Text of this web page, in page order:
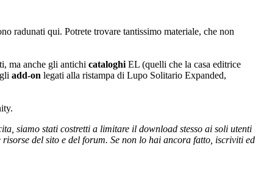
radunati qui. Potrete trovare tantissimo materiale, che non
ma anche gli antichi cataloghi EL (quelli che la casa editrice
add-on legati alla ristampa di Lupo Solitario Expanded,
siamo stati costretti a limitare il download stesso ai soli utenti
del sito e del forum. Se non lo hai ancora fatto, iscriviti ed